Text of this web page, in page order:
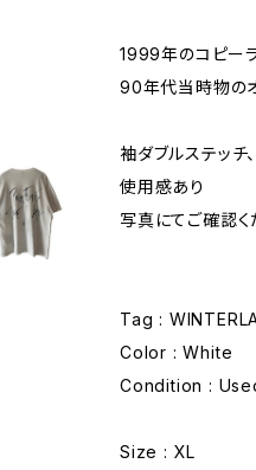
1999年のコピー
90年代当時物の
袖ダブルステッチ
使用感あり
写真にてご確認く
Tag :
Color : White
Condition :
Size : XL